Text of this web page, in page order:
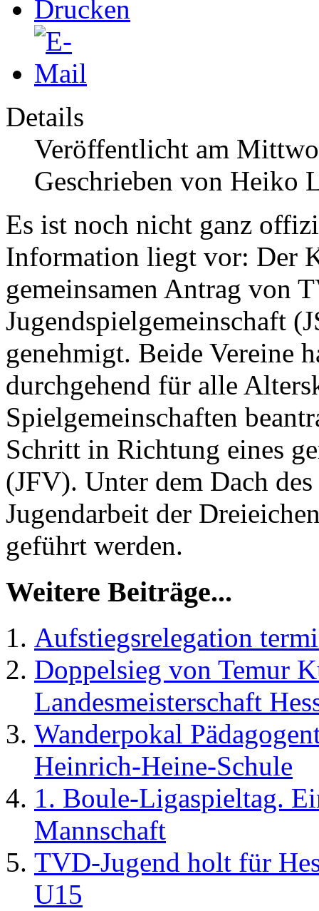
Details
Veröffentlicht am
Geschrieben von Heiko
Es ist noch nicht ganz
Information liegt vor: Der
gemeinsamen Antrag von
Jugendspielgemeinschaft
genehmigt. Beide Vereine
durchgehend für alle
Spielgemeinschaften
Schritt in Richtung eines
(JFV). Unter dem Dach
Jugendarbeit der
geführt werden.
Weitere Beiträge...
Aufstiegsrelegation
Doppelsieg von Temur
Landesmeisterschaft
Wanderpokal
Heinrich-Heine-Schule
1. Boule-Ligaspieltag.
Mannschaft
TVD-Jugend holt für
U15